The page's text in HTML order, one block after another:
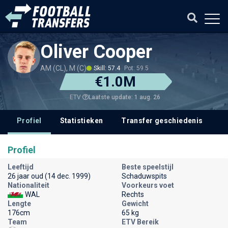
Oliver Cooper
AM (CL), M (C) Skill: 57.4 Pot: 59.5
€1.0M
ETV Laatste update: 1 aug. 26
Profiel Statistieken Transfer geschiedenis
Profiel
Leeftijd
26 jaar oud (14 dec. 1999)
Beste speelstijl
Schaduwspits
Nationaliteit
WAL
Voorkeurs voet
Rechts
Lengte
176cm
Gewicht
65 kg
Team
ETV Bereik